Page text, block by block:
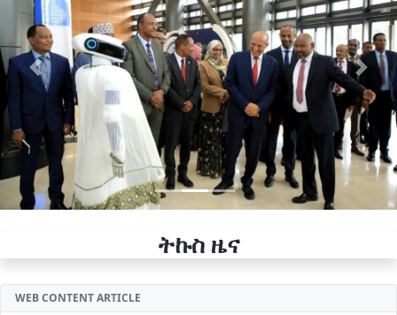
Previous Next
ትኩስ ዜና
WEB CONTENT ARTICLE